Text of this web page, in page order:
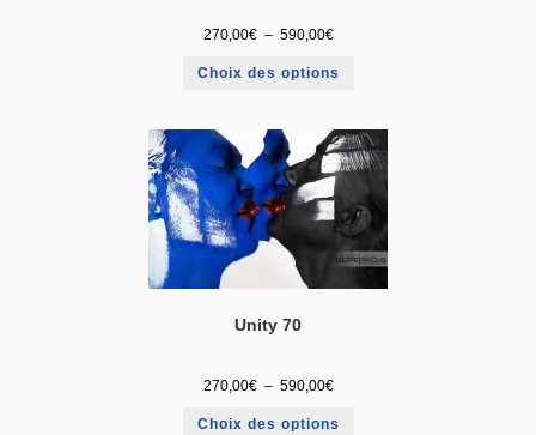
270,00€ – 590,00€
Choix des options
Unity 70
270,00€ – 590,00€
Choix des options